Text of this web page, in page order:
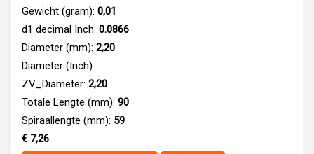
Gewicht (gram): 0,01
d1 decimal Inch: 0.0866
Diameter (mm): 2,20
Diameter (Inch):
ZV_Diameter: 2,20
Totale Lengte (mm): 90
Spiraallengte (mm): 59
€ 7,26